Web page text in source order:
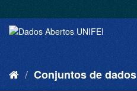
Conjuntos de dados